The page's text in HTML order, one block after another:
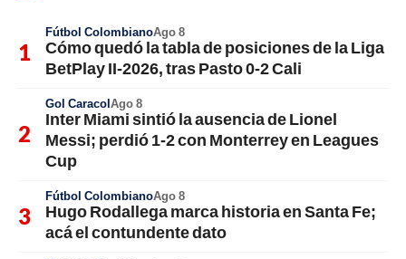
Fútbol ColombianoAgo 8
Cómo quedó la tabla de posiciones de la Liga
BetPlay II-2026, tras Pasto 0-2 Cali
Gol CaracolAgo 8
Inter Miami sintió la ausencia de Lionel
Messi; perdió 1-2 con Monterrey en Leagues
Cup
Fútbol ColombianoAgo 8
Hugo Rodallega marca historia en Santa Fe;
acá el contundente dato